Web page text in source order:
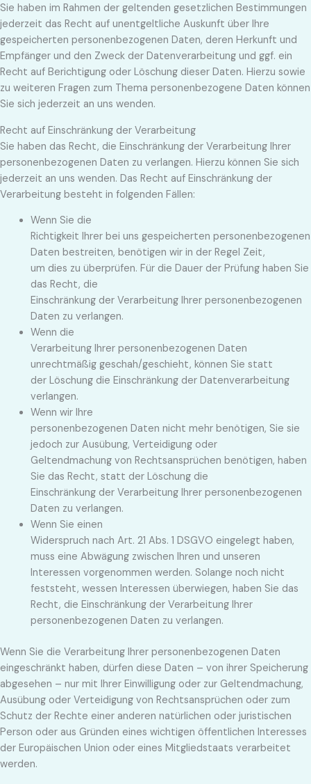
Sie haben im Rahmen der geltenden gesetzlichen Bestimmungen
jederzeit das Recht auf unentgeltliche Auskunft über Ihre
gespeicherten personenbezogenen Daten, deren Herkunft und
Empfänger und den Zweck der Datenverarbeitung und ggf. ein
Recht auf Berichtigung oder Löschung dieser Daten. Hierzu sowie
zu weiteren Fragen zum Thema personenbezogene Daten können
Sie sich jederzeit an uns wenden.
Recht auf Einschränkung der Verarbeitung
Sie haben das Recht, die Einschränkung der Verarbeitung Ihrer
personenbezogenen Daten zu verlangen. Hierzu können Sie sich
jederzeit an uns wenden. Das Recht auf Einschränkung der
Verarbeitung besteht in folgenden Fällen:
Wenn Sie die
Richtigkeit Ihrer bei uns gespeicherten personenbezogenen
Daten bestreiten, benötigen wir in der Regel Zeit,
um dies zu überprüfen. Für die Dauer der Prüfung haben Sie
das Recht, die
Einschränkung der Verarbeitung Ihrer personenbezogenen
Daten zu verlangen.
Wenn die
Verarbeitung Ihrer personenbezogenen Daten
unrechtmäßig geschah/geschieht, können Sie statt
der Löschung die Einschränkung der Datenverarbeitung
verlangen.
Wenn wir Ihre
personenbezogenen Daten nicht mehr benötigen, Sie sie
jedoch zur Ausübung, Verteidigung oder
Geltendmachung von Rechtsansprüchen benötigen, haben
Sie das Recht, statt der Löschung die
Einschränkung der Verarbeitung Ihrer personenbezogenen
Daten zu verlangen.
Wenn Sie einen
Widerspruch nach Art. 21 Abs. 1 DSGVO eingelegt haben,
muss eine Abwägung zwischen Ihren und unseren
Interessen vorgenommen werden. Solange noch nicht
feststeht, wessen Interessen überwiegen, haben Sie das
Recht, die Einschränkung der Verarbeitung Ihrer
personenbezogenen Daten zu verlangen.
Wenn Sie die Verarbeitung Ihrer personenbezogenen Daten
eingeschränkt haben, dürfen diese Daten – von ihrer Speicherung
abgesehen – nur mit Ihrer Einwilligung oder zur Geltendmachung,
Ausübung oder Verteidigung von Rechtsansprüchen oder zum
Schutz der Rechte einer anderen natürlichen oder juristischen
Person oder aus Gründen eines wichtigen öffentlichen Interesses
der Europäischen Union oder eines Mitgliedstaats verarbeitet
werden.